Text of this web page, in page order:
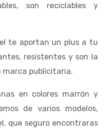
son reciclables y
te aportan un plus a tu
resistentes y son la
publicitaria.
en colores marrón y
de varios modelos,
que seguro encontraras